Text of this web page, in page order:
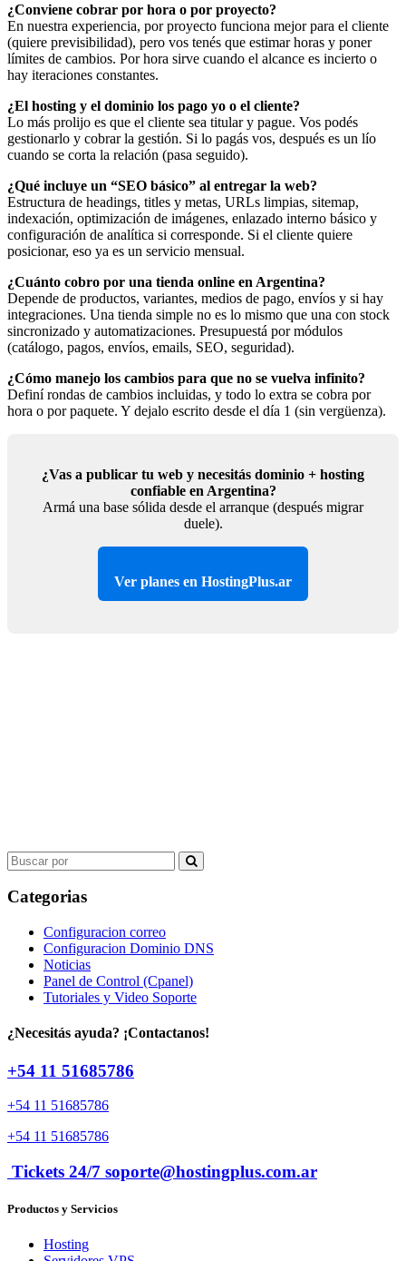
¿Conviene cobrar por hora o por proyecto?
En nuestra experiencia, por proyecto funciona mejor para el cliente
(quiere previsibilidad), pero vos tenés que estimar horas y poner
límites de cambios. Por hora sirve cuando el alcance es incierto o
hay iteraciones constantes.
¿El hosting y el dominio los pago yo o el cliente?
Lo más prolijo es que el cliente sea titular y pague. Vos podés
gestionarlo y cobrar la gestión. Si lo pagás vos, después es un lío
cuando se corta la relación (pasa seguido).
¿Qué incluye un “SEO básico” al entregar la web?
Estructura de headings, titles y metas, URLs limpias, sitemap,
indexación, optimización de imágenes, enlazado interno básico y
configuración de analítica si corresponde. Si el cliente quiere
posicionar, eso ya es un servicio mensual.
¿Cuánto cobro por una tienda online en Argentina?
Depende de productos, variantes, medios de pago, envíos y si hay
integraciones. Una tienda simple no es lo mismo que una con stock
sincronizado y automatizaciones. Presupuestá por módulos
(catálogo, pagos, envíos, emails, SEO, seguridad).
¿Cómo manejo los cambios para que no se vuelva infinito?
Definí rondas de cambios incluidas, y todo lo extra se cobra por
hora o por paquete. Y dejalo escrito desde el día 1 (sin vergüenza).
¿Vas a publicar tu web y necesitás dominio + hosting
confiable en Argentina?
Armá una base sólida desde el arranque (después migrar
duele).
Ver planes en HostingPlus.ar
Search
for:
Categorias
Configuracion correo
Configuracion Dominio DNS
Noticias
Panel de Control (Cpanel)
Tutoriales y Video Soporte
¿Necesitás ayuda? ¡Contactanos!
+54 11 51685786
+54 11 51685786
+54 11 51685786
Tickets 24/7 soporte@hostingplus.com.ar
Productos y Servicios
Hosting